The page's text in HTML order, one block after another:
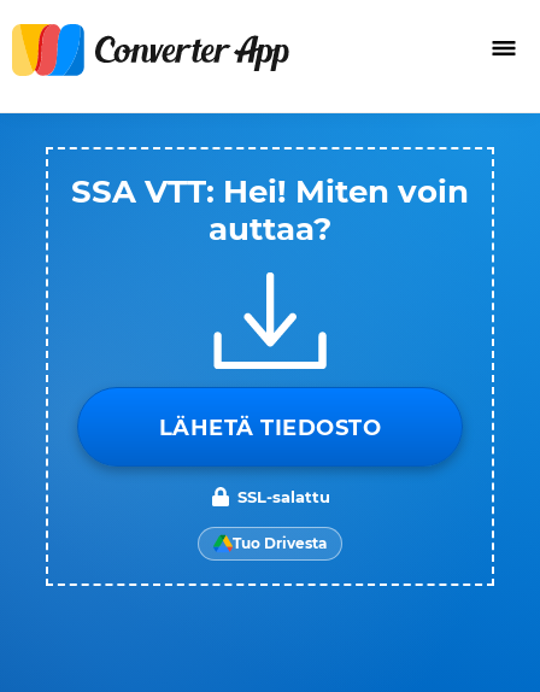
SSA VTT: Hei! Miten voin
auttaa?
LÄHETÄ TIEDOSTO
SSL-salattu
Tuo Drivesta